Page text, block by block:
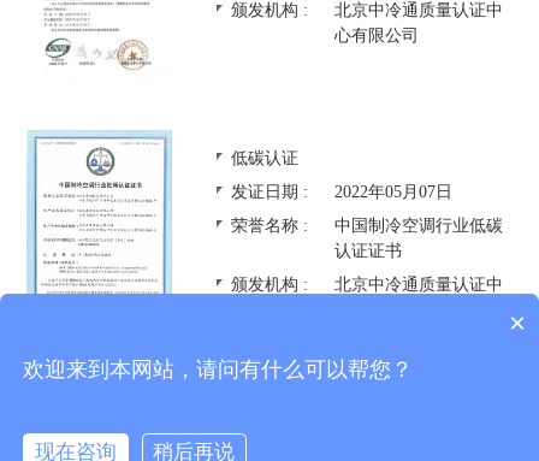
颁发机构 :
北京中冷通质量认证中
心有限公司
低碳认证
发证日期 :
2022年05月07日
荣誉名称 :
中国制冷空调行业低碳
认证证书
颁发机构 :
北京中冷通质量认证中
节能产品认证
联系我们
×
欢迎来到本网站，请问有什么可以帮您？
现在咨询 稍后再说